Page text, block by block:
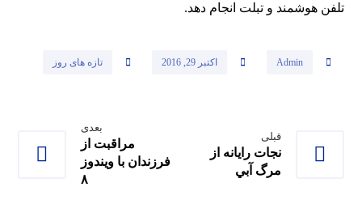
تلفن هوشمند و تبلت انجام دهد.
Admin اکتبر 29, 2016 تازه های روز
قبلی
ﻧﺠﺎﺕ ﺭﺍﻳﺎﻧﻪ ﺍﺯ
ﻣﺮگ ﺁﺑﻲ
بعدی
مراقبت از
فرزندان با ویندوز
۸